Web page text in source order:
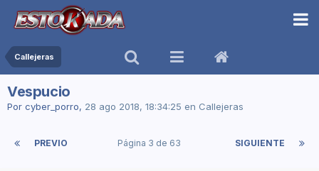
Callejeras
Vespucio
Por cyber_porro, 28 ago 2018, 18:34:25 en Callejeras
PREVIO SIGUIENTE
Página 3 de 63